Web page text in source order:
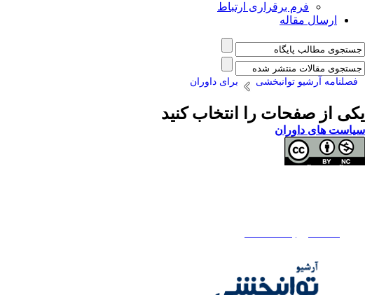
فرم برقراری ارتباط
ارسال مقاله
فصلنامه آرشیو توانبخشی برای داوران
یکی از صفحات را انتخاب کنید
سیاست های داوران